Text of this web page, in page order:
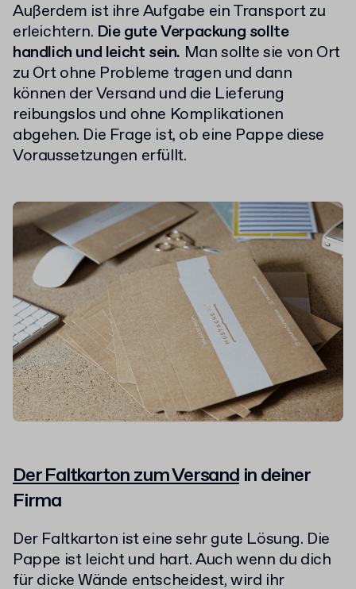
Außerdem ist ihre Aufgabe ein Transport zu
erleichtern. Die gute Verpackung sollte
handlich und leicht sein. Man sollte sie von Ort
zu Ort ohne Probleme tragen und dann
können der Versand und die Lieferung
reibungslos und ohne Komplikationen
abgehen. Die Frage ist, ob eine Pappe diese
Voraussetzungen erfüllt.
Der Faltkarton zum Versandin deiner
Firma
Der Faltkarton ist eine sehr gute Lösung. Die
Pappe ist leicht und hart. Auch wenn du dich
für dicke Wände entscheidest, wird ihr